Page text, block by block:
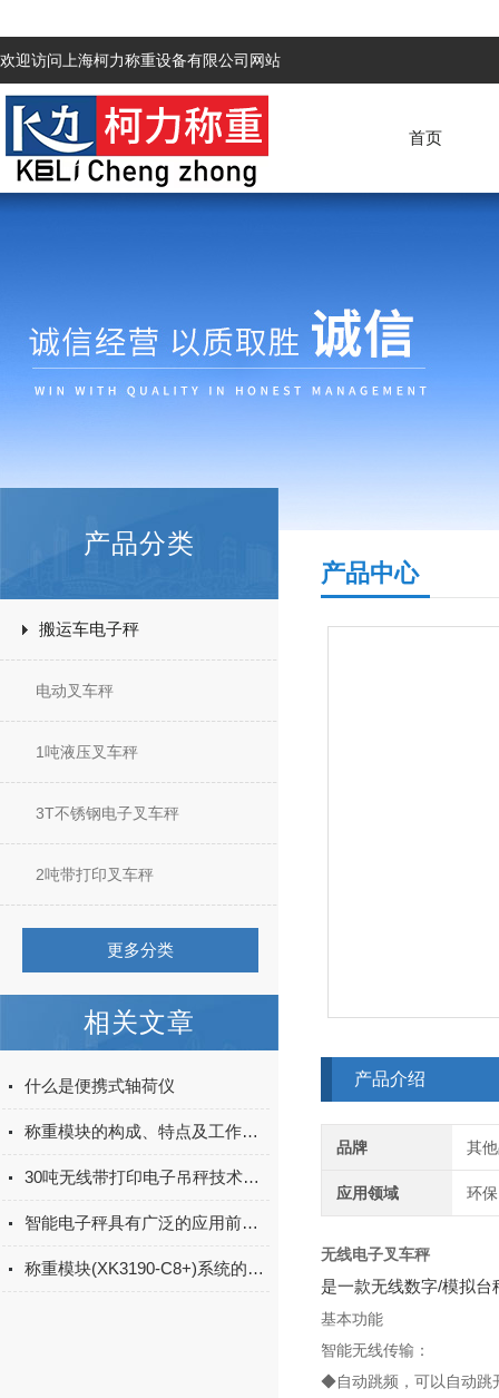
欢迎访问上海柯力称重设备有限公司网站
首页
产品分类
搬运车电子秤
电动叉车秤
1吨液压叉车秤
3T不锈钢电子叉车秤
2吨带打印叉车秤
更多分类
相关文章
什么是便携式轴荷仪
称重模块的构成、特点及工作原理
30吨无线带打印电子吊秤技术指标
智能电子秤具有广泛的应用前景和市场需求
称重模块(XK3190-C8+)系统的标定方法
产品中心
产品介绍
品牌 其
应用领域 环
无线电子叉车秤
是一款无线数字/模拟
基本功能
智能无线传输：
◆自动跳频，可以自动跳